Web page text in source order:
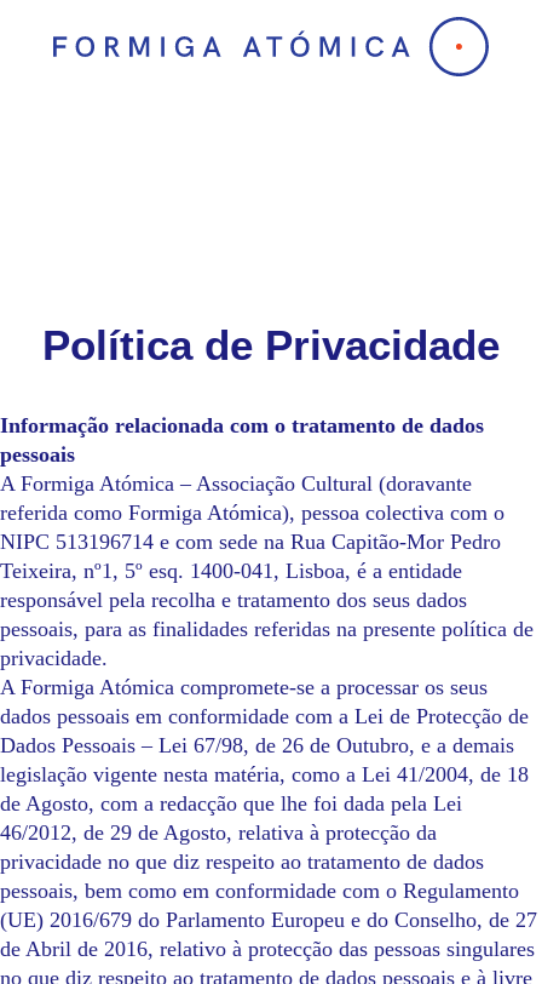
content
Política de Privacidade
Informação relacionada com o tratamento de dados
pessoais
A Formiga Atómica – Associação Cultural (doravante
referida como Formiga Atómica), pessoa colectiva com o
NIPC 513196714 e com sede na Rua Capitão-Mor Pedro
Teixeira, nº1, 5º esq. 1400-041, Lisboa, é a entidade
responsável pela recolha e tratamento dos seus dados
pessoais, para as finalidades referidas na presente política de
privacidade.
A Formiga Atómica compromete-se a processar os seus
dados pessoais em conformidade com a Lei de Protecção de
Dados Pessoais – Lei 67/98, de 26 de Outubro, e a demais
legislação vigente nesta matéria, como a Lei 41/2004, de 18
de Agosto, com a redacção que lhe foi dada pela Lei
46/2012, de 29 de Agosto, relativa à protecção da
privacidade no que diz respeito ao tratamento de dados
pessoais, bem como em conformidade com o Regulamento
(UE) 2016/679 do Parlamento Europeu e do Conselho, de 27
de Abril de 2016, relativo à protecção das pessoas singulares
no que diz respeito ao tratamento de dados pessoais e à livre